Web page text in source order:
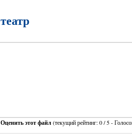
театр
Оценить этот файл(текущий рейтинг: 0 / 5 -